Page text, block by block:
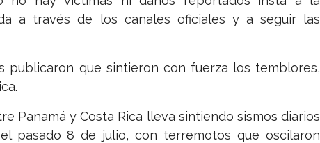
a través de los canales oficiales y a seguir las
publicaron que sintieron con fuerza los temblores,
Panamá y Costa Rica lleva sintiendo sismos diarios
pasado 8 de julio, con terremotos que oscilaron